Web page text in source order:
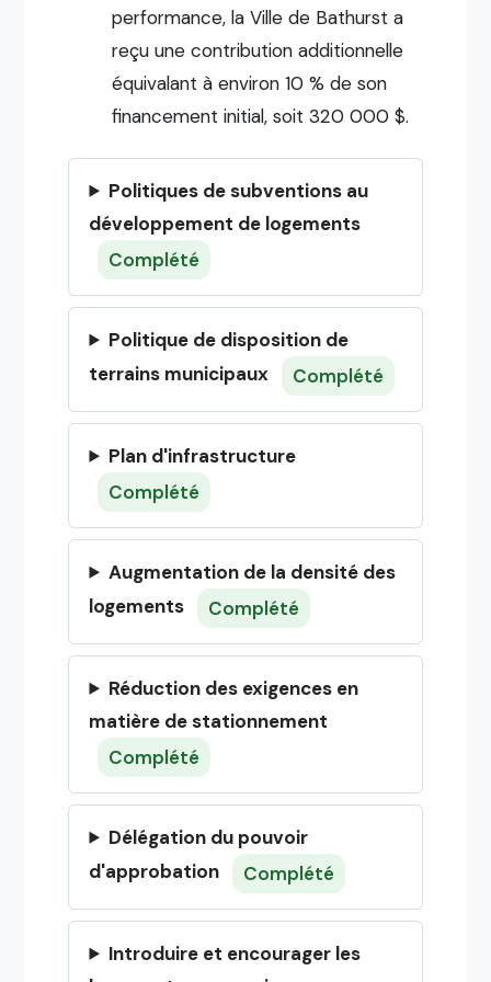
performance, la Ville de Bathurst a
reçu une contribution additionnelle
équivalant à environ 10 % de son
financement initial, soit 320 000 $.
Politiques de subventions au
développement de logements
Complété
Politique de disposition de
terrains municipaux
Complété
Plan d'infrastructure
Complété
Augmentation de la densité des
logements
Complété
Réduction des exigences en
matière de stationnement
Complété
Délégation du pouvoir
d'approbation
Complété
Introduire et encourager les